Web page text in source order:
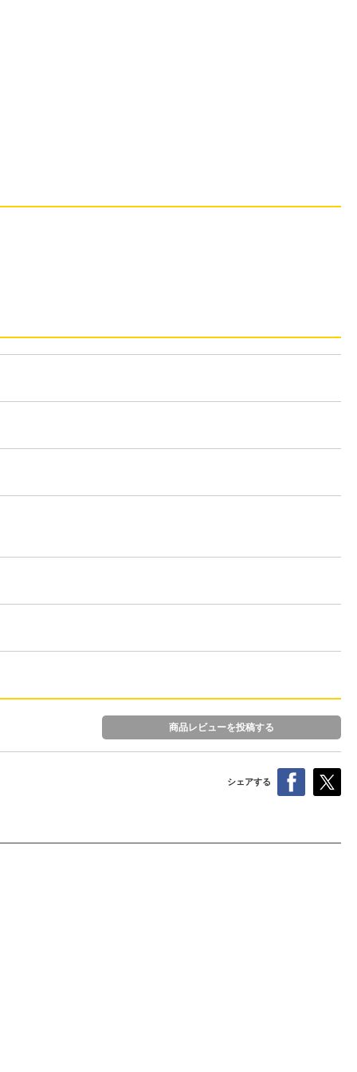
商品レビューを投稿する
シェアする